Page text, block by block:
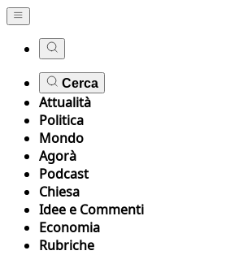
Cerca
Attualità
Politica
Mondo
Agorà
Podcast
Chiesa
Idee e Commenti
Economia
Rubriche